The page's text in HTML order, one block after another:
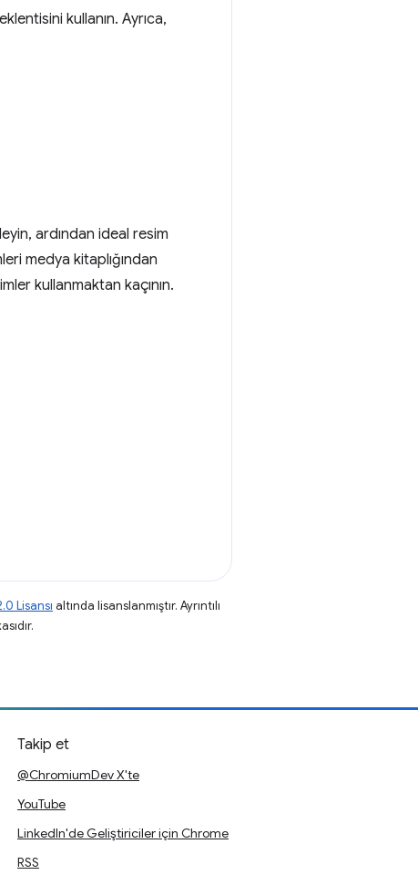
eklentisini kullanın. Ayrıca,
ardından ideal resim
medya kitaplığından
kullanmaktan kaçının.
Lisansı altında lisanslanmıştır. Ayrıntılı
Takip et
@ChromiumDev X'te
YouTube
LinkedIn'de Geliştiriciler için Chrome
RSS